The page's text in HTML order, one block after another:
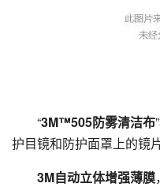
“3M™505防雾清洁布
护目镜和防护面罩上的镜
3M自动立体增强薄膜